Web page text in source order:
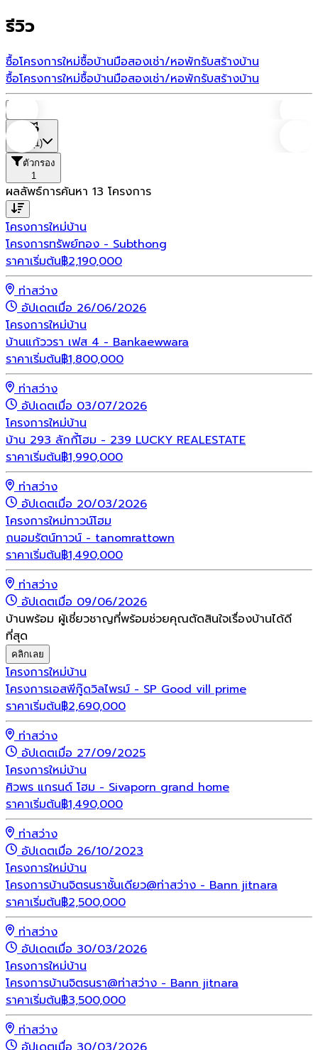
รีวิว
ซื้อโครงการใหม่ซื้อบ้านมือสองเช่า/หอพักรับสร้างบ้าน
ซื้อโครงการใหม่ซื้อบ้านมือสองเช่า/หอพักรับสร้างบ้าน
(1)
ตัวกรอง
1
ผลลัพธ์การค้นหา 13 โครงการ
โครงการใหม่บ้าน
โครงการทรัพย์ทอง - Subthong
ราคาเริ่มต้น฿2,190,000
ท่าสว่าง
อัปเดตเมื่อ 26/06/2026
โครงการใหม่บ้าน
บ้านแก้ววรา เฟส 4 - Bankaewwara
ราคาเริ่มต้น฿1,800,000
ท่าสว่าง
อัปเดตเมื่อ 03/07/2026
โครงการใหม่บ้าน
บ้าน 293 ลักกี้โฮม - 239 LUCKY REALESTATE
ราคาเริ่มต้น฿1,990,000
ท่าสว่าง
อัปเดตเมื่อ 20/03/2026
โครงการใหม่ทาวน์โฮม
ถนอมรัตน์ทาวน์ - tanomrattown
ราคาเริ่มต้น฿1,490,000
ท่าสว่าง
อัปเดตเมื่อ 09/06/2026
บ้านพร้อม ผู้เชี่ยวชาญที่พร้อมช่วยคุณตัดสินใจเรื่องบ้านได้ดี
ที่สุด
คลิกเลย
โครงการใหม่บ้าน
โครงการเอสพีกู๊ดวิลไพรม์ - SP Good vill prime
ราคาเริ่มต้น฿2,690,000
ท่าสว่าง
อัปเดตเมื่อ 27/09/2025
โครงการใหม่บ้าน
ศิวพร แกรนด์ โฮม - Sivaporn grand home
ราคาเริ่มต้น฿1,490,000
ท่าสว่าง
อัปเดตเมื่อ 26/10/2023
โครงการใหม่บ้าน
โครงการบ้านจิตรนราชั้นเดียว@ท่าสว่าง - Bann jitnara
ราคาเริ่มต้น฿2,500,000
ท่าสว่าง
อัปเดตเมื่อ 30/03/2026
โครงการใหม่บ้าน
โครงการบ้านจิตรนรา@ท่าสว่าง - Bann jitnara
ราคาเริ่มต้น฿3,500,000
ท่าสว่าง